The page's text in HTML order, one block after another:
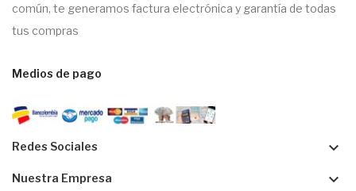
común, te generamos factura electrónica y garantía de todas
tus compras
Medios de pago
Redes Sociales keyboard_arrow_down
Nuestra Empresa keyboard_arrow_down